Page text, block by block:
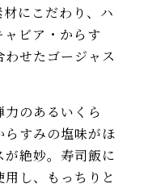
にこだわり、ハ
ビア・からす
せたゴージャス
のあるいくら
らすみの塩味がほ
絶妙。寿司飯に
し、もっちりと